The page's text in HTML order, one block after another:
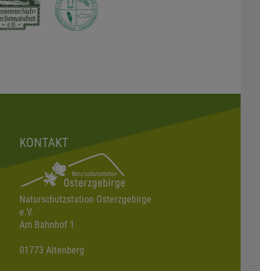
KONTAKT
Naturschutzstation Osterzgebirge
e.V.
Am Bahnhof 1
01773 Altenberg